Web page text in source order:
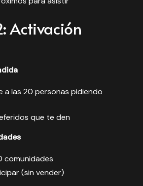
Activación
a las 20 personas pidiendo
que te den
comunidades
(sin vender)